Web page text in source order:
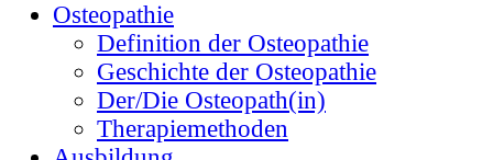
Osteopathie
Definition der Osteopathie
Geschichte der Osteopathie
Der/Die Osteopath(in)
Therapiemethoden